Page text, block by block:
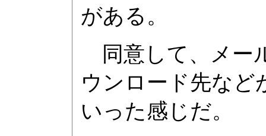
がある。
同意して、メー
ウンロード先など
いった感じだ。